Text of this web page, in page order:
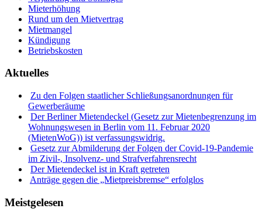
Mieterhöhung
Rund um den Mietvertrag
Mietmangel
Kündigung
Betriebskosten
Aktuelles
Zu den Folgen staatlicher Schließungsanordnungen für
Gewerberäume
Der Berliner Mietendeckel (Gesetz zur Mietenbegrenzung im
Wohnungswesen in Berlin vom 11. Februar 2020
(MietenWoG)) ist verfassungswidrig.
Gesetz zur Abmilderung der Folgen der Covid-19-Pandemie
im Zivil-, Insolvenz- und Strafverfahrensrecht
Der Mietendeckel ist in Kraft getreten
Anträge gegen die „Mietpreisbremse“ erfolglos
Meistgelesen